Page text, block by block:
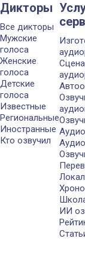
Дикторы
Все дикторы
Мужские
голоса
Женские
голоса
Детские
голоса
Известные
Региональные
Иностранные
Кто озвучил
ИИ